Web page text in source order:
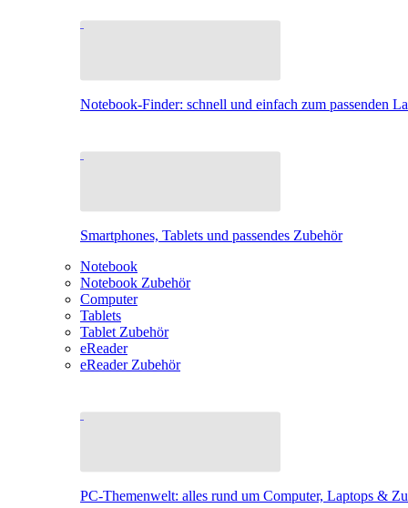
Notebook-Finder: schnell und einfach zum passenden
Smartphones, Tablets und passendes Zubehör
Notebook
Notebook Zubehör
Computer
Tablets
Tablet Zubehör
eReader
eReader Zubehör
PC-Themenwelt: alles rund um Computer, Laptops &